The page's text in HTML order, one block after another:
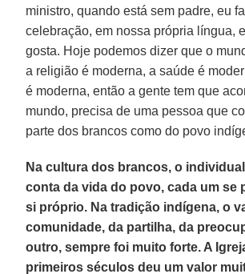
ministro, quando está sem padre, eu
celebração, em nossa própria língua,
gosta. Hoje podemos dizer que o
a religião é moderna, a saúde é
é moderna, então a gente tem que
mundo, precisa de uma pessoa que
parte dos brancos como do povo
Na cultura dos brancos, o
conta da vida do povo, cada um se
si próprio. Na tradição indígena, o
comunidade, da partilha, da
outro, sempre foi muito forte. A
primeiros séculos deu um valor